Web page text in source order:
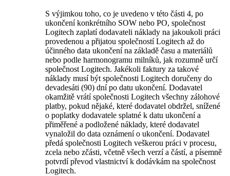
S výjimkou toho, co je uvedeno v této části 4, po
ukončení konkrétního SOW nebo PO, společnost
Logitech zaplatí dodavateli náklady na jakoukoli práci
provedenou a přijatou společností Logitech až do
účinného data ukončení na základě času a materiálů
nebo podle harmonogramu milníků, jak rozumně určí
společnost Logitech. Jakékoli faktury za takové
náklady musí být společnosti Logitech doručeny do
devadesáti (90) dní po datu ukončení. Dodavatel
okamžitě vrátí společnosti Logitech všechny zálohové
platby, pokud nějaké, které dodavatel obdržel, snížené
o poplatky dodavatele splatné k datu ukončení a
přiměřené a podložené náklady, které dodavatel
vynaložil do data oznámení o ukončení. Dodavatel
předá společnosti Logitech veškerou práci v procesu,
zcela nebo zčásti, včetně všech verzí a částí, a písemně
potvrdí převod vlastnictví k dodávkám na společnost
Logitech.